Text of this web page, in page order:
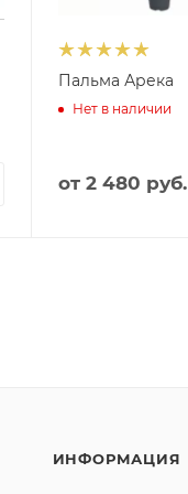
Пальма Арека
Нет в наличии
от2 480 руб.
ИНФОРМАЦИЯ